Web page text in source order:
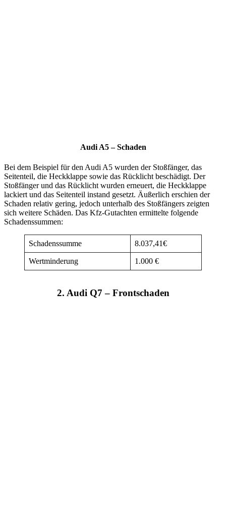
Audi A5 – Schaden
Bei dem Beispiel für den Audi A5 wurden der Stoßfänger, das
Seitenteil, die Heckklappe sowie das Rücklicht beschädigt. Der
Stoßfänger und das Rücklicht wurden erneuert, die Heckklappe
lackiert und das Seitenteil instand gesetzt. Äußerlich erschien der
Schaden relativ gering, jedoch unterhalb des Stoßfängers zeigten
sich weitere Schäden. Das Kfz-Gutachten ermittelte folgende
Schadenssummen:
Schadenssumme 8.037,41€
Wertminderung 1.000 €
2. Audi Q7 – Frontschaden